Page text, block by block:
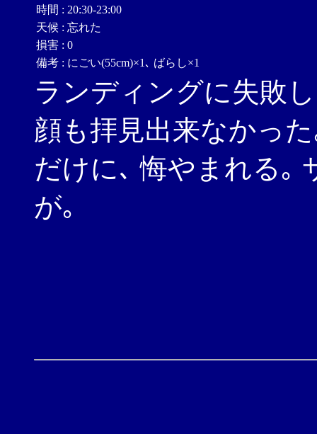
時間 : 20:30-23:00
天候 : 忘れた
損害 : 0
備考 : にごい(55cm)×1､ ばらし×1
ランディングに失敗
顔も拝見出来なかっ
だけに､ 悔やまれる｡
が｡